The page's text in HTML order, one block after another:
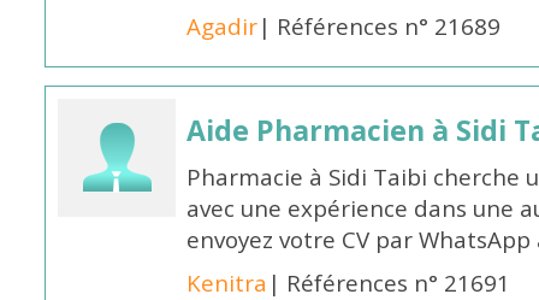
Agadir| Références n° 21689
Aide Pharmacien à Sidi
Pharmacie à Sidi Taibi cherche
avec une expérience dans une
envoyez votre CV par
Kenitra | Références n° 21691